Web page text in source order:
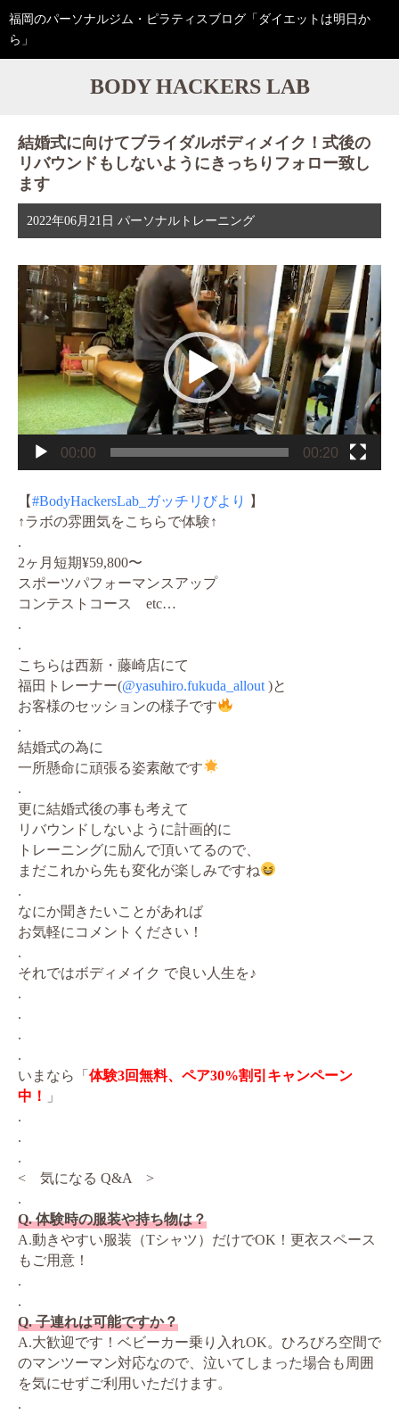
福岡のパーソナルジム・ピラティスブログ「ダイエットは明日か
ら」
BODY HACKERS LAB
結婚式に向けてブライダルボディメイク！式後の
リバウンドもしないようにきっちりフォロー致し
ます
2022年06月21日 パーソナルトレーニング
動
画
プ
ー
ヤ
ー
00:00 00:20
【#BodyHackersLab_ガッチリびより
】
↑ラボの雰囲気をこちらで体験↑
.
2ヶ月短期¥59,800〜
スポーツパフォーマンスアップ
コンテストコース etc…
.
.
こちらは西新・藤崎店にて
福田トレーナー(@yasuhiro.fukuda_allout )と
お客様のセッションの様子です
.
結婚式の為に
一所懸命に頑張る姿素敵です
.
更に結婚式後の事も考えて
リバウンドしないように計画的に
トレーニングに励んで頂いてるので、
まだこれから先も変化が楽しみですね
.
なにか聞きたいことがあれば
お気軽にコメントください！
.
それではボディメイク で良い人生を♪
.
.
.
.
いまなら「 体験3回無料、ペア30%割引キャンペーン
中！
」
.
.
.
< 気になる Q&A >
.
Q. 体験時の服装や持ち物は？
A.動きやすい服装（Tシャツ）だけでOK！更衣スペース
もご用意！
.
.
Q. 子連れは可能ですか？
A.大歓迎です！ベビーカー乗り入れOK。ひろびろ空間で
のマンツーマン対応なので、泣いてしまった場合も周囲
を気にせずご利用いただけます。
.